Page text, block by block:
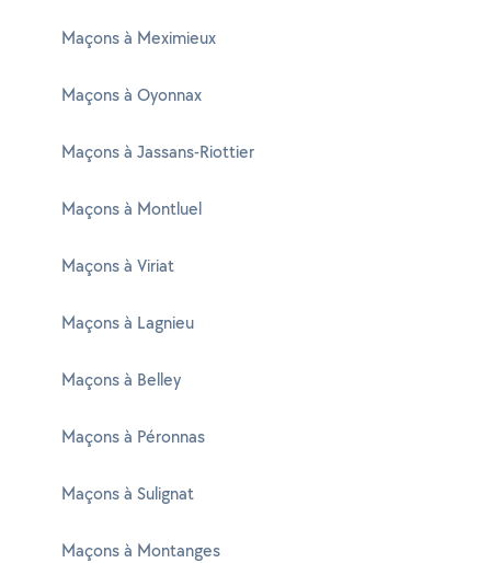
Maçons à Meximieux
Maçons à Oyonnax
Maçons à Jassans-Riottier
Maçons à Montluel
Maçons à Viriat
Maçons à Lagnieu
Maçons à Belley
Maçons à Péronnas
Maçons à Sulignat
Maçons à Montanges